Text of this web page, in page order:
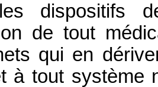
dispositifs
de tout
qui en
à tout système